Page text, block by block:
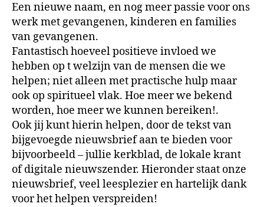
Een nieuwe naam, en nog meer passie voor ons
werk met gevangenen, kinderen en families
van gevangenen.
Fantastisch hoeveel positieve invloed we
hebben op t welzijn van de mensen die we
helpen; niet alleen met practische hulp maar
ook op spiritueel vlak. Hoe meer we bekend
worden, hoe meer we kunnen bereiken!.
Ook jij kunt hierin helpen, door de tekst van
bijgevoegde nieuwsbrief aan te bieden voor
bijvoorbeeld – jullie kerkblad, de lokale krant
of digitale nieuwszender. Hieronder staat onze
nieuwsbrief, veel leesplezier en hartelijk dank
voor het helpen verspreiden!